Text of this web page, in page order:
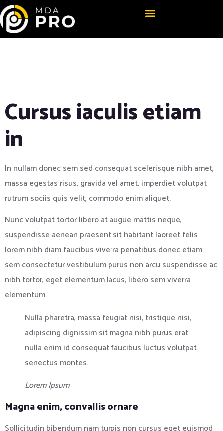
Cursus iaculis etiam
in
In nullam donec sem sed consequat scelerisque nibh amet,
massa egestas risus, gravida vel amet, imperdiet volutpat
rutrum sociis quis velit, commodo enim aliquet.
Nunc volutpat tortor libero at augue mattis neque,
suspendisse aenean praesent sit habitant laoreet felis
lorem nibh diam faucibus viverra penatibus donec etiam
sem consectetur vestibulum purus non arcu suspendisse ac
nibh tortor, eget elementum lacus, libero sem viverra
elementum.
Nulla pharetra, massa feugiat nisi, tristique nisi,
adipiscing dignissim sit magna nibh purus erat
nulla enim id consequat faucibus luctus volutpat
senectus montes.
Lorem Ipsum
Magna enim, convallis ornare
Sollicitudin bibendum nam turpis non cursus eget euismod